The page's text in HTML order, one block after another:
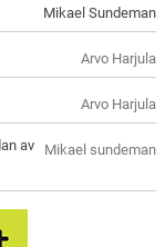
Mikael Sundeman
Arvo Harjula
Arvo Harjula
Mikael sundeman
av